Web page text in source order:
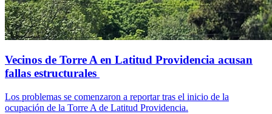
Vecinos de Torre A en Latitud Providencia acusan
fallas estructurales
Los problemas se comenzaron a reportar tras el inicio de la
ocupación de la Torre A de Latitud Providencia.